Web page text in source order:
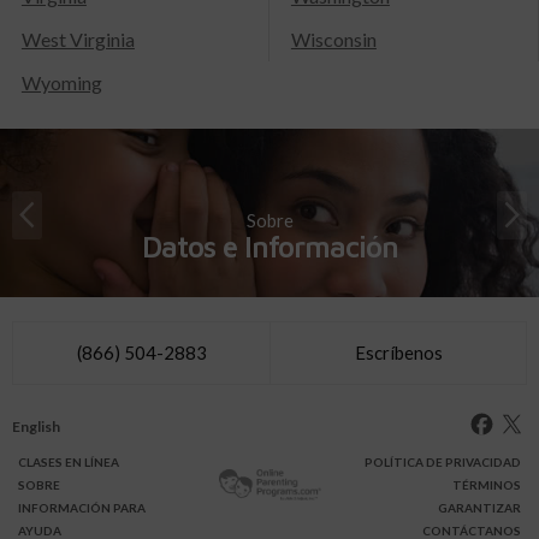
West Virginia
Wisconsin
Wyoming
Sobre
Datos e Información
(866) 504-2883 Escríbenos
English
CLASES EN LÍNEA
SOBRE
INFORMACIÓN PARA
AYUDA
POLÍTICA DE PRIVACIDAD
TÉRMINOS
GARANTIZAR
CONTÁCTANOS